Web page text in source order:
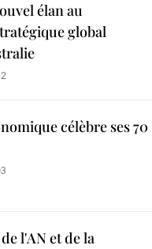
élan au
global
célèbre ses 70
l'AN et de la